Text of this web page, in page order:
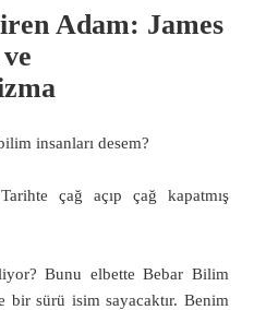
Adam: James
insanları desem?
çağ açıp çağ kapatmış
Bunu elbette Bebar Bilim
bir sürü isim sayacaktır. Benim